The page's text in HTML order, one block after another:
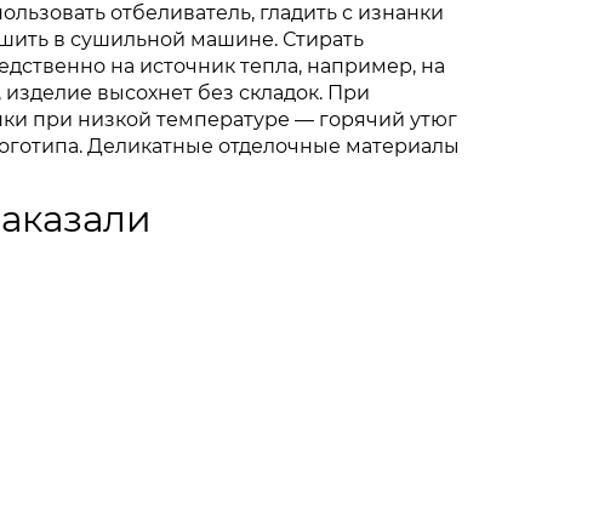
отбеливатель, гладить с изнанки
в сушильной машине. Стирать
на источник тепла, например, на
высохнет без складок. При
при низкой температуре — горячий утюг
Деликатные отделочные материалы